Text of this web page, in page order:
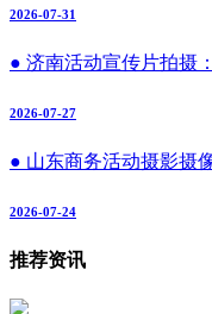
2026-07-31
● 济南活动宣传片拍摄
2026-07-27
● 山东商务活动摄影摄
2026-07-24
推荐资讯